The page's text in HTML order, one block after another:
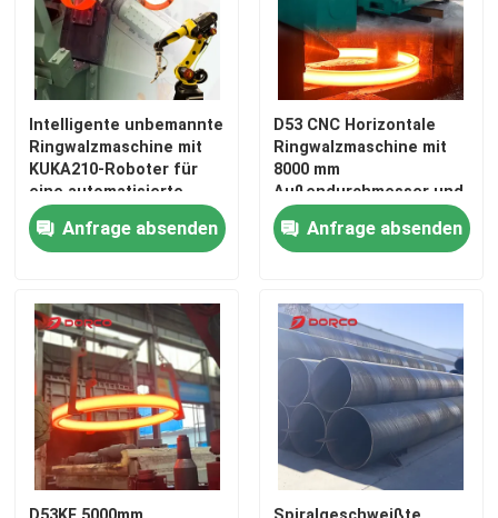
Startseite
Produkte
Videos
Intelligente unbemannte
Ringwalzmaschine mit
KUKA210-Roboter für
eine automatisierte
Produktion von 240
Stück/Stunde
Anfrage absenden
D53 CNC Horizontale
Ringwalzmaschine mit
8000 mm
Außendurchmesser und
Radial-Axial-
Verbundwalzmaschine
mit Wasserkühlsystem
Anfrage absenden
D53KF 5000mm Spiralgeschweißte